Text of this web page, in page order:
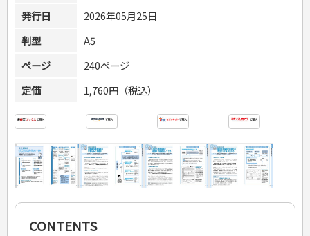
発行日
2026年05月25日
判型
A5
ページ
240ページ
定価
1,760円（税込）
CONTENTS